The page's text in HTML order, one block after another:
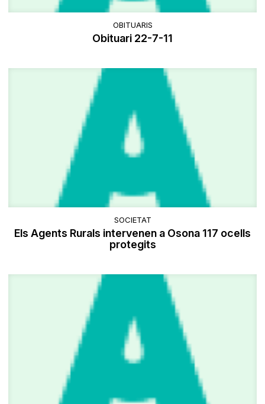
OBITUARIS
Obituari 22-7-11
SOCIETAT
Els Agents Rurals intervenen a Osona 117 ocells
protegits